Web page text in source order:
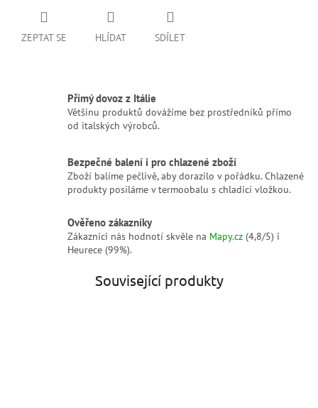
ZEPTAT SE HLÍDAT SDÍLET
Přímý dovoz z Itálie
Většinu produktů dovážíme bez prostředníků přímo
od italských výrobců.
Bezpečné balení i pro chlazené zboží
Zboží balíme pečlivě, aby dorazilo v pořádku. Chlazené
produkty posíláme v termoobalu s chladicí vložkou.
Ověřeno zákazníky
Zákazníci nás hodnotí skvěle na Mapy.cz (4,8/5) i
Heurece (99%).
Související produkty